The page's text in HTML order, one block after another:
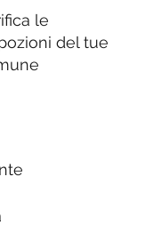
le
del tue